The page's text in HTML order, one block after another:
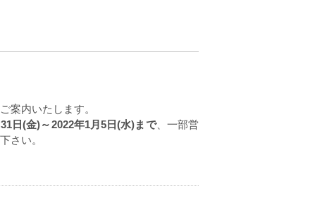
案内いたします。
日(金)～2022年1月5日(水)まで、一部営
さい。